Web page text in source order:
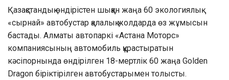
Қазақстандық өндірістен шыққан жаңа 60 экологиялық
«сырнай» автобустар қалалық жолдарда өз жұмысын
бастады. Алматы автопаркі «Астана Моторс»
компаниясының автомобиль құрастыратын
кәсіпорнында өндірілген 18-мертлік 60 жаңа Golden
Dragon біріктірілген автобустарымен толысты.